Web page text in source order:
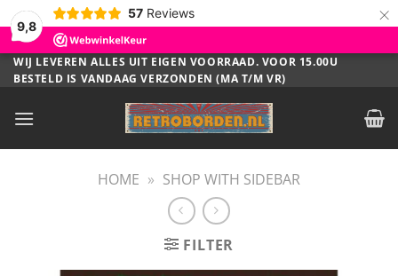
9,8
57 Reviews ×
Ga
naar
WIJ LEVEREN ALLES UIT EIGEN VOORRAAD. VOOR 15.00U
BESTELD IS VANDAAG VERZONDEN (MA T/M VR)
HOME » SHOP WITH SIDEBAR
FILTER